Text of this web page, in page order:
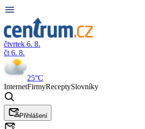
čtvrtek 6. 8.
čt 6. 8.
25°C
InternetFirmyReceptySlovníky
Přihlášení